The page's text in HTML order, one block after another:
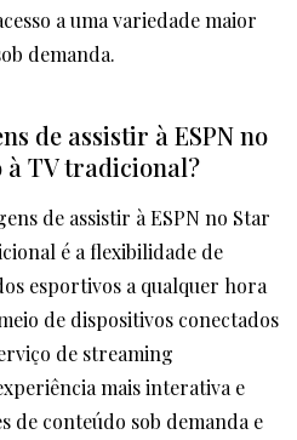
a uma variedade maior
demanda.
de assistir à ESPN no
à TV tradicional?
de assistir à ESPN no Star
é a flexibilidade de
esportivos a qualquer hora
de dispositivos conectados
de streaming
mais interativa e
de conteúdo sob demanda e